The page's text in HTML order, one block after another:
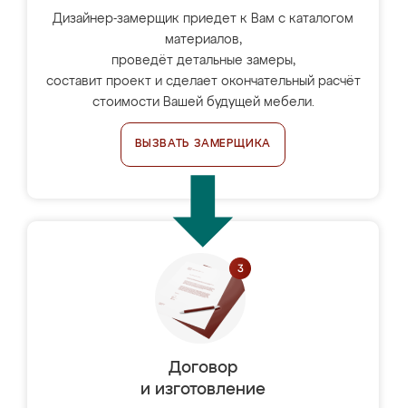
Дизайнер-замерщик приедет к Вам с каталогом
материалов,
проведёт детальные замеры,
составит проект и сделает окончательный расчёт
стоимости Вашей будущей мебели.
ВЫЗВАТЬ ЗАМЕРЩИКА
Договор
и изготовление